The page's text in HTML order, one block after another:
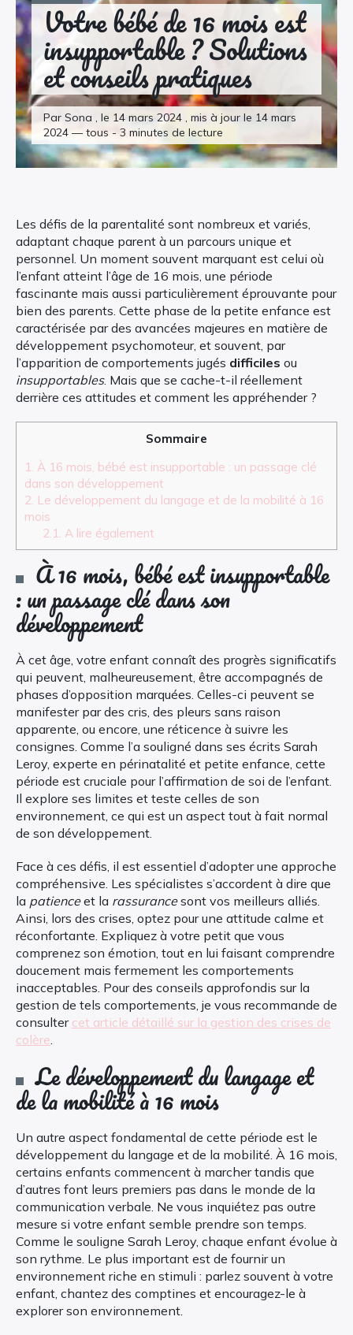
Votre bébé de 16 mois est
insupportable ? Solutions
et conseils pratiques
Par Sona , le 14 mars 2024 , mis à jour le 14 mars
2024 — tous - 3 minutes de lecture
Les défis de la parentalité sont nombreux et variés,
adaptant chaque parent à un parcours unique et
personnel. Un moment souvent marquant est celui où
l’enfant atteint l’âge de 16 mois, une période
fascinante mais aussi particulièrement éprouvante pour
bien des parents. Cette phase de la petite enfance est
caractérisée par des avancées majeures en matière de
développement psychomoteur, et souvent, par
l’apparition de comportements jugés difficiles ou
insupportables. Mais que se cache-t-il réellement
derrière ces attitudes et comment les appréhender ?
Sommaire
1. À 16 mois, bébé est insupportable : un passage clé
dans son développement
2. Le développement du langage et de la mobilité à 16
mois
2.1. A lire également
À 16 mois, bébé est insupportable
: un passage clé dans son
développement
À cet âge, votre enfant connaît des progrès significatifs
qui peuvent, malheureusement, être accompagnés de
phases d’opposition marquées. Celles-ci peuvent se
manifester par des cris, des pleurs sans raison
apparente, ou encore, une réticence à suivre les
consignes. Comme l’a souligné dans ses écrits Sarah
Leroy, experte en périnatalité et petite enfance, cette
période est cruciale pour l’affirmation de soi de l’enfant.
Il explore ses limites et teste celles de son
environnement, ce qui est un aspect tout à fait normal
de son développement.
Face à ces défis, il est essentiel d’adopter une approche
compréhensive. Les spécialistes s’accordent à dire que
la patienceet la rassurancesont vos meilleurs alliés.
Ainsi, lors des crises, optez pour une attitude calme et
réconfortante. Expliquez à votre petit que vous
comprenez son émotion, tout en lui faisant comprendre
doucement mais fermement les comportements
inacceptables. Pour des conseils approfondis sur la
gestion de tels comportements, je vous recommande de
consulter cet article détaillé sur la gestion des crises de
colère.
Le développement du langage et
de la mobilité à 16 mois
Un autre aspect fondamental de cette période est le
développement du langage et de la mobilité. À 16 mois,
certains enfants commencent à marcher tandis que
d’autres font leurs premiers pas dans le monde de la
communication verbale. Ne vous inquiétez pas outre
mesure si votre enfant semble prendre son temps.
Comme le souligne Sarah Leroy, chaque enfant évolue à
son rythme. Le plus important est de fournir un
environnement riche en stimuli : parlez souvent à votre
enfant, chantez des comptines et encouragez-le à
explorer son environnement.